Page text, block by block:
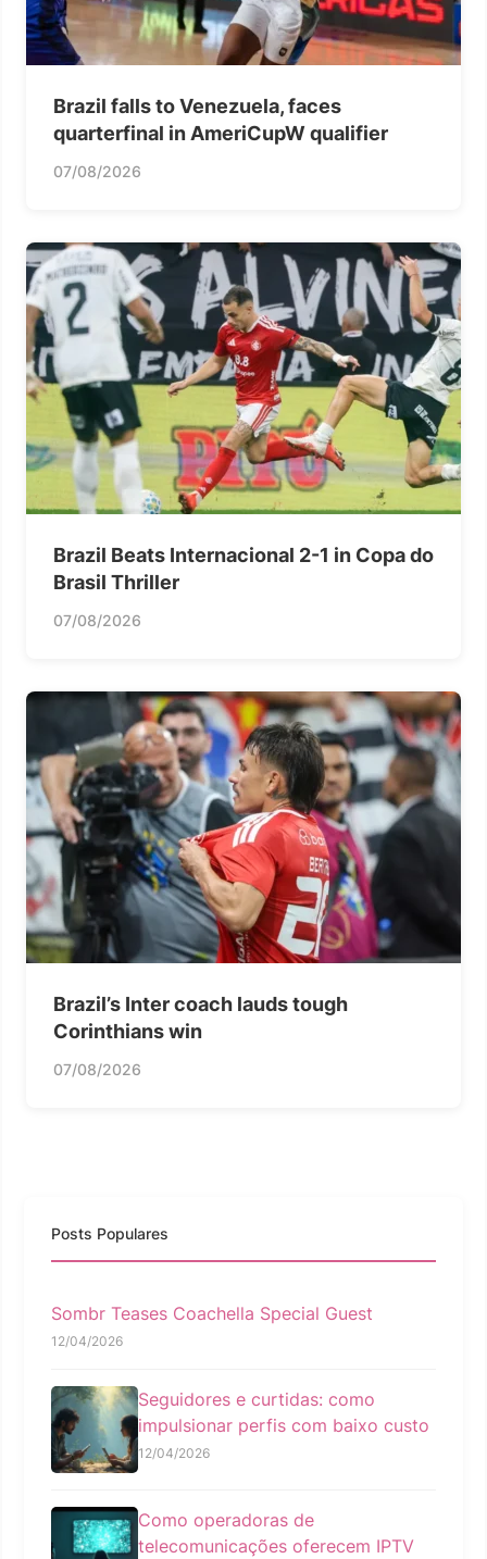
Brazil falls to Venezuela, faces
quarterfinal in AmeriCupW qualifier
07/08/2026
Brazil Beats Internacional 2-1 in Copa do
Brasil Thriller
07/08/2026
Brazil’s Inter coach lauds tough
Corinthians win
07/08/2026
Posts Populares
Sombr Teases Coachella Special Guest
12/04/2026
Seguidores e curtidas: como
impulsionar perfis com baixo custo
12/04/2026
Como operadoras de
telecomunicações oferecem IPTV